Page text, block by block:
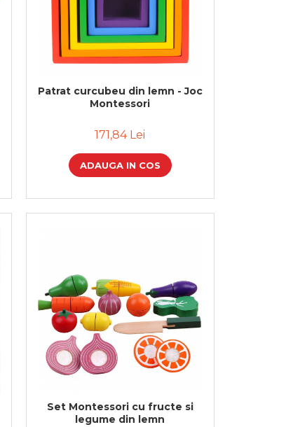
Patrat curcubeu din lemn - Joc
Montessori
171,84 Lei
ADAUGA IN COS
Set Montessori cu fructe si
legume din lemn